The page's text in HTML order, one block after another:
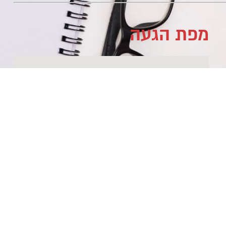
מפת הגעה